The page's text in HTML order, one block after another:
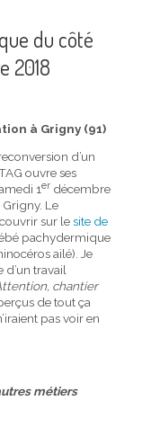
du côté
2018
à Grigny (91)
d’un
ouvre ses
1erdécembre
Le
sur lesite de
pachydermique
ailé). Je
d’un travail
chantier
de tout ça
pas voir en
métiers